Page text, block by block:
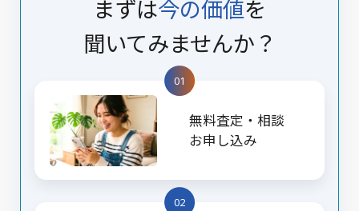
まずは今の価値を
聞いてみませんか？
01
無料査定・相談
お申し込み
02